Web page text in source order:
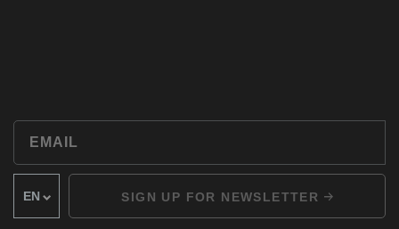
SIGN UP FOR NEWSLETTER